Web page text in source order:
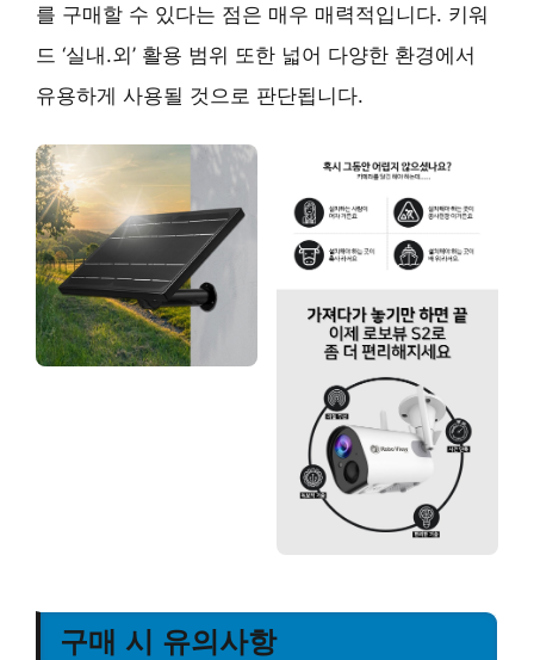
를 구매할 수 있다는 점은 매우 매력적입니다. 키워
드 ‘실내.외’ 활용 범위 또한 넓어 다양한 환경에서
유용하게 사용될 것으로 판단됩니다.
구매 시 유의사항